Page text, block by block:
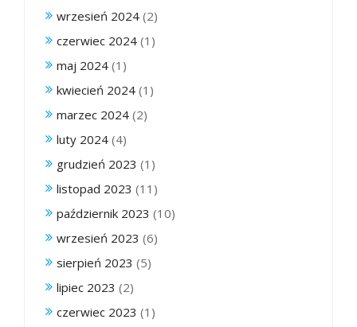
wrzesień 2024 (2)
czerwiec 2024 (1)
maj 2024 (1)
kwiecień 2024 (1)
marzec 2024 (2)
luty 2024 (4)
grudzień 2023 (1)
listopad 2023 (11)
październik 2023 (10)
wrzesień 2023 (6)
sierpień 2023 (5)
lipiec 2023 (2)
czerwiec 2023 (1)